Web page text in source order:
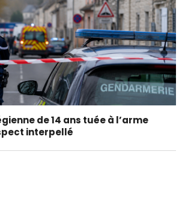
de 14 ans tuée à l’arme
interpellé